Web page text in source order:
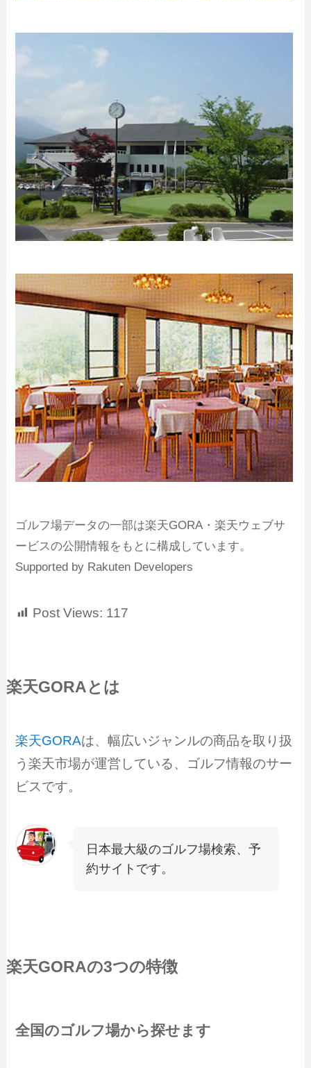
ゴルフ場データの一部は楽天GORA・楽天ウェブサ
ービスの公開情報をもとに構成しています。
Supported by Rakuten Developers
Post Views: 117
楽天GORAとは
楽天GORAは、幅広いジャンルの商品を取り扱
う楽天市場が運営している、ゴルフ情報のサー
ビスです。
日本最大級のゴルフ場検索、予
約サイトです。
楽天GORAの3つの特徴
全国のゴルフ場から探せます